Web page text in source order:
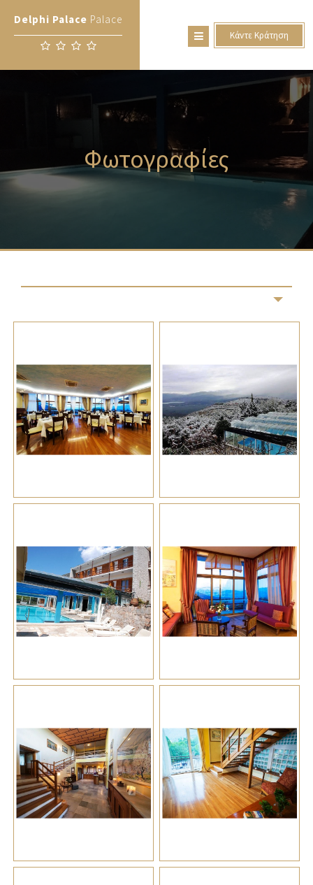
Delphi Palace Palace
Κάντε Κράτηση
Φωτογραφίες